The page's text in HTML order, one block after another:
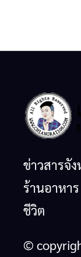
ข่าวสารจัง
ร้านอาหา
ชีวิต
©